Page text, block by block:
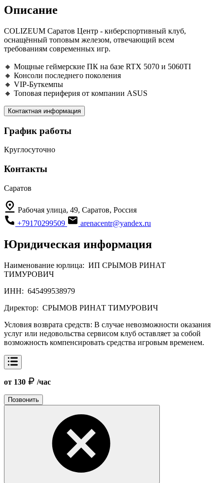
Описание
COLIZEUM Саратов Центр - киберспортивный клуб,
оснащённый топовым железом, отвечающий всем
требованиям современных игр.
🔸 Мощные геймерские ПК на базе RTX 5070 и 5060TI
🔸 Консоли последнего поколения
🔸 VIP-Буткемпы
🔸 Топовая периферия от компании ASUS
Контактная информация
График работы
Круглосуточно
Контакты
Саратов
Рабочая улица, 49, Саратов, Россия
+79170299509
arenacentr@yandex.ru
Юридическая информация
Наименование юрлица: ИП СРЫМОВ РИНАТ
ТИМУРОВИЧ
ИНН: 645499538979
Директор: СРЫМОВ РИНАТ ТИМУРОВИЧ
Условия возврата средств: В случае невозможности оказания
услуг или недовольства сервисом клуб оставляет за собой
возможность компенсировать средства игровым временем.
от 130 /час
Позвонить